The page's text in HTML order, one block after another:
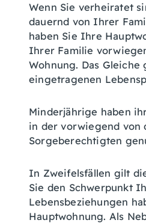
Wenn Sie verheiratet
dauernd von Ihrer
haben Sie Ihre
Ihrer Familie
Wohnung. Das Gleiche
eingetragenen
Minderjährige haben
in der vorwiegend von
Sorgeberechtigten
In Zweifelsfällen gilt
Sie den Schwerpunkt
Lebensbeziehungen
Hauptwohnung. Als